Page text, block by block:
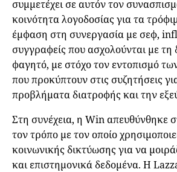
συμμετέχει σε αυτόν τον
κοινότητα λογοδοσίας για τα
έμφαση στη συνεργασία με σεφ,
συγγραφείς που ασχολούνται με τη
φαγητό, με στόχο τον εντοπισμό
που προκύπτουν στις συζητήσεις
προβλήματα διατροφής και την
Στη συνέχεια, η Win απευθύνθηκε
τον τρόπο με τον οποίο
κοινωνικής δικτύωσης για να
και επιστημονικά δεδομένα. Η